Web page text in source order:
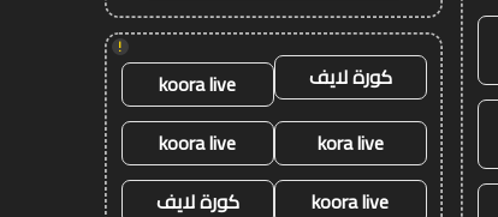
!
كورة لايف
koora live
kora live
koora live
koora live
كورة لايف